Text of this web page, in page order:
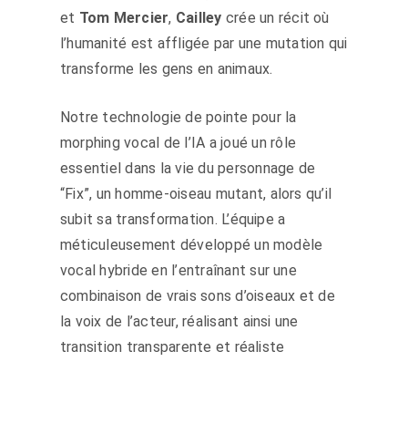
et Tom Mercier, Cailley crée un récit où
l’humanité est affligée par une mutation qui
transforme les gens en animaux.
Notre technologie de pointe pour la
morphing vocal de l’IA a joué un rôle
essentiel dans la vie du personnage de
“Fix”, un homme-oiseau mutant, alors qu’il
subit sa transformation. L’équipe a
méticuleusement développé un modèle
vocal hybride en l’entraînant sur une
combinaison de vrais sons d’oiseaux et de
la voix de l’acteur, réalisant ainsi une
transition transparente et réaliste